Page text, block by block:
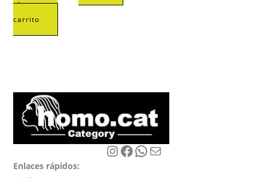
al
carrito
Instagram
Facebook
WhatsApp
Correo electrónico
Enlaces rápidos: